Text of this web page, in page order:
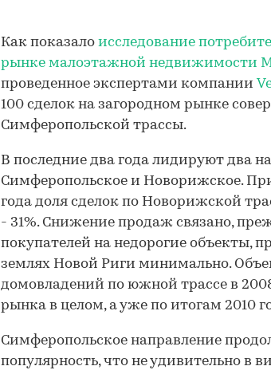
Как показало исследование
рынке малоэтажной недвижимости
проведенное экспертами компании
100 сделок на загородном рынке
Симферопольской трассы.
В последние два года лидируют два
Симферопольское и Новорижское.
года доля сделок по Новорижской
- 31%. Снижение продаж связано,
покупателей на недорогие объекты,
землях Новой Риги минимально.
домовладений по южной трассе в
рынка в целом, а уже по итогам 2010
Симферопольское направление
популярность, что не удивительно в